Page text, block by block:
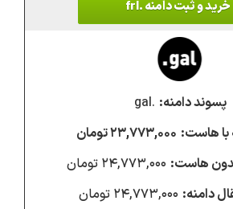
خرید و ثبت دامنه .frl
.gal
۲۳,۷۷۳,۰۰۰ تومان
۲۴,۷۷۳,۰۰۰ تومان
۲۴,۷۷۳,۰۰۰ تومان